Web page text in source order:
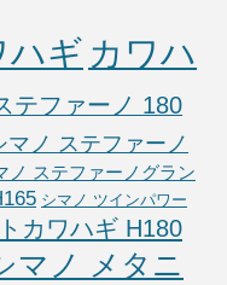
ハギ カワハ
テファーノ 180
マノ ステファーノ
ノ ステファーノグラン
シマノ ツインパワー
カワハギ H180
マノ メタニ